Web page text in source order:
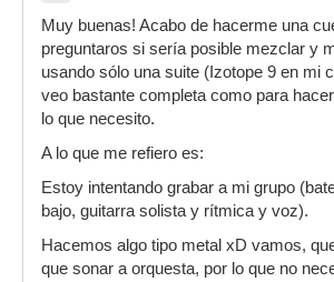
Muy buenas! Acabo de hacerme una
preguntaros si sería posible mezclar y
usando sólo una suite (Izotope 9 en mi
veo bastante completa como para
lo que necesito.
A lo que me refiero es:
Estoy intentando grabar a mi grupo
bajo, guitarra solista y rítmica y voz).
Hacemos algo tipo metal xD vamos,
que sonar a orquesta, por lo que no